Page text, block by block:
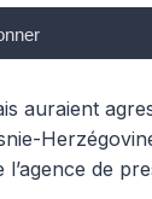
auraient
de